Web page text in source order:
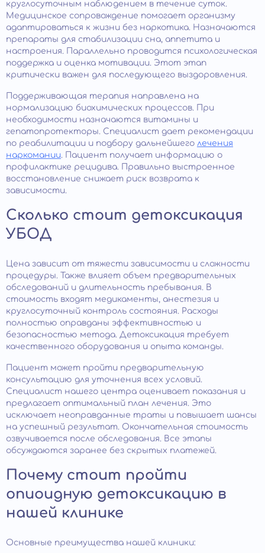
круглосуточным наблюдением в течение суток.
Медицинское сопровождение помогает организму
адаптироваться к жизни без наркотика. Назначаются
препараты для стабилизации сна, аппетита и
настроения. Параллельно проводится психологическая
поддержка и оценка мотивации. Этот этап
критически важен для последующего выздоровления.
Поддерживающая терапия направлена на
нормализацию биохимических процессов. При
необходимости назначаются витамины и
гепатопротекторы. Специалист дает рекомендации
по реабилитации и подбору дальнейшего лечения
наркомании. Пациент получает информацию о
профилактике рецидива. Правильно выстроенное
восстановление снижает риск возврата к
зависимости.
Сколько стоит детоксикация
УБОД
Цена зависит от тяжести зависимости и сложности
процедуры. Также влияет объем предварительных
обследований и длительность пребывания. В
стоимость входят медикаменты, анестезия и
круглосуточный контроль состояния. Расходы
полностью оправданы эффективностью и
безопасностью метода. Детоксикация требует
качественного оборудования и опыта команды.
Пациент может пройти предварительную
консультацию для уточнения всех условий.
Специалист нашего центра оценивает показания и
предлагает оптимальный план лечения. Это
исключает неоправданные траты и повышает шансы
на успешный результат. Окончательная стоимость
озвучивается после обследования. Все этапы
обсуждаются заранее без скрытых платежей.
Почему стоит пройти
опиоидную детоксикацию в
нашей клинике
Основные преимущества нашей клиники: